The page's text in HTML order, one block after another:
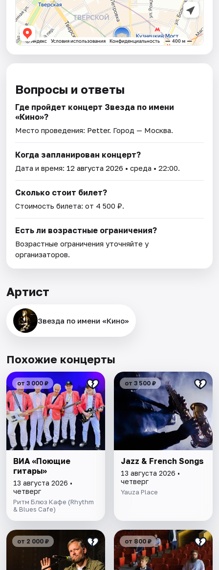
Вопросы и ответы
Где пройдет концерт Звезда по имени
«Кино»?
Место проведения: Petter. Город — Москва.
Когда запланирован концерт?
Дата и время: 12 августа 2026 • среда • 22:00.
Сколько стоит билет?
Стоимость билета: от 4 500 ₽.
Есть ли возрастные ограничения?
Возрастные ограничения уточняйте у
организаторов.
Артист
Звезда по имени «Кино»
Похожие концерты
от 3 000 ₽
ВИА «Поющие
гитары»
13 августа 2026 •
четверг
Ритм Блюз Кафе (Rhythm
& Blues Cafe)
от 3 500 ₽
Jazz & French Songs
13 августа 2026 •
четверг
Yauza Place
от 2 000 ₽ от 800 ₽